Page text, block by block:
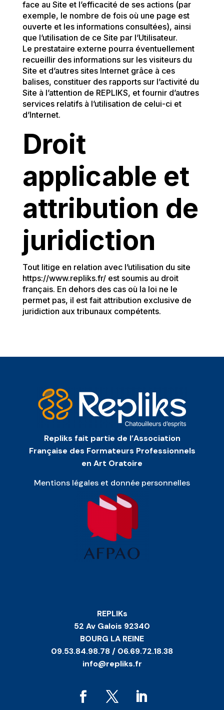
face au Site et l’efficacité de ses actions (par
exemple, le nombre de fois où une page est
ouverte et les informations consultées), ainsi
que l’utilisation de ce Site par l’Utilisateur.
Le prestataire externe pourra éventuellement
recueillir des informations sur les visiteurs du
Site et d’autres sites Internet grâce à ces
balises, constituer des rapports sur l’activité du
Site à l’attention de REPLIKS, et fournir d’autres
services relatifs à l’utilisation de celui-ci et
d’Internet.
Droit
applicable et
attribution de
juridiction
Tout litige en relation avec l’utilisation du site
https://www.repliks.fr/est soumis au droit
français. En dehors des cas où la loi ne le
permet pas, il est fait attribution exclusive de
juridiction aux tribunaux compétents.
Repliks fait partie de l’Association
Française des Formateurs Professionnels
en Art Oratoire
Mentions légales et donnée personnelles
REPLIKs
52 Av Galois 92340
BOURG LA REINE
09.53.84.98.78 / 06.69.72.18.38
info@repliks.fr